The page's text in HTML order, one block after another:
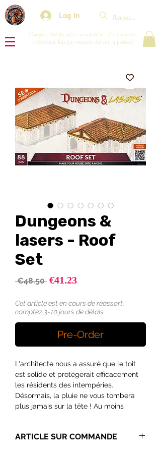
Log In
Congés d'été du 29/07 au 10/08/26 : Commandes
traitées une fois par semaine durant la période.
Dungeons &
lasers - Roof
Set
€48.50 Regular
€41.23
Cet article est en cours de réassort,
comptez 3-10 jours de délais.
Pre-Order
L'architecte nous a assuré que le toit
est solide et protégerait efficacement
les résidents des intempéries.
Désormais, la pluie ne vous tombera
plus jamais sur la tête ! Au moins
moindre de vos soucis à ce moment-là.
ARTICLE SUR COMMANDE